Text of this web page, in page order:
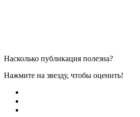
Насколько публикация полезна?
Нажмите на звезду, чтобы оценить!